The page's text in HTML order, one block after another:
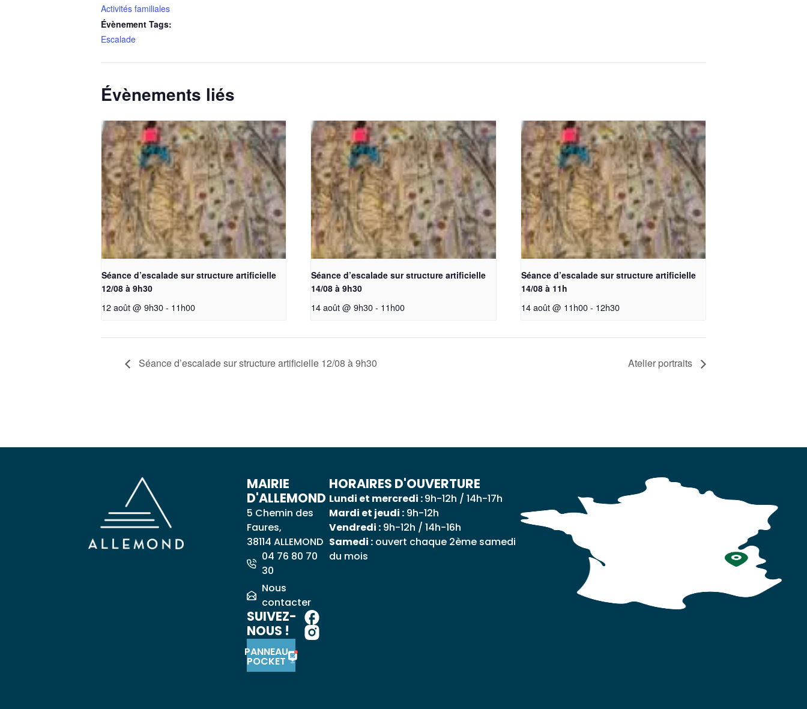
Activités familiales
Évènement Tags:
Escalade
Évènements liés
Séance d’escalade sur structure artificielle
12/08 à 9h30
12 août @ 9h30- 11h00
Séance d’escalade sur structure artificielle
14/08 à 9h30
14 août @ 9h30 - 11h00
Séance d’escalade sur structure artificielle
14/08 à 11h
14 août @ 11h00- 12h30
Séance d’escalade sur structure artificielle 12/08 à 9h30 Atelier portraits
MAIRIE
D'ALLEMOND
5 Chemin des
Faures,
38114 ALLEMOND
04 76 80 70
30
Nous
contacter
SUIVEZ-
NOUS !
PANNEAU
POCKET
HORAIRES D'OUVERTURE
Lundi et mercredi :9h-12h / 14h-17h
Mardi et jeudi :9h-12h
Vendredi :9h-12h / 14h-16h
Samedi :ouvert chaque 2ème samedi
du mois